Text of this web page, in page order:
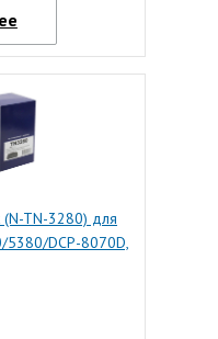
TN-3280) для
DCP-8070D,